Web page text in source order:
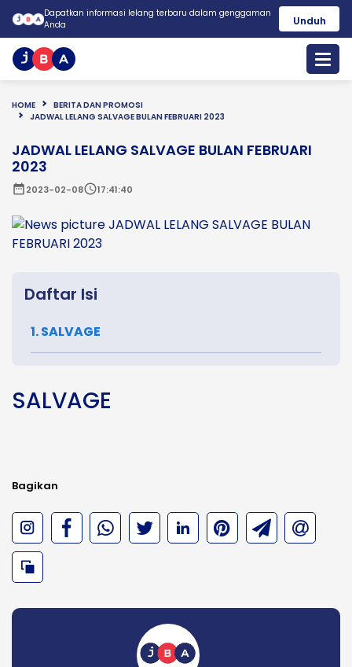
Dapatkan informasi lelang terbaru dalam genggaman
Anda
Unduh
HOME
BERITA DAN PROMOSI
JADWAL LELANG SALVAGE BULAN FEBRUARI 2023
JADWAL LELANG SALVAGE BULAN FEBRUARI
2023
date_range2023-02-08schedule17:41:40
Daftar Isi
1. SALVAGE
SALVAGE
Bagikan